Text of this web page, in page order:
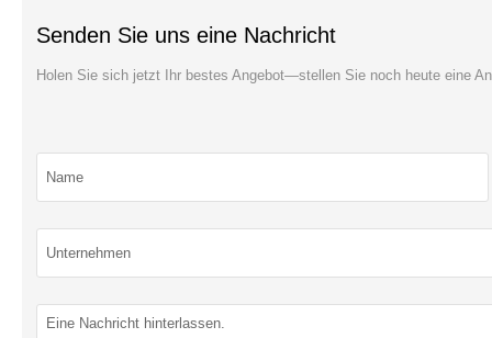
Senden Sie uns eine Nachricht
Holen Sie sich jetzt Ihr bestes Angebot—stellen Sie noch heute eine